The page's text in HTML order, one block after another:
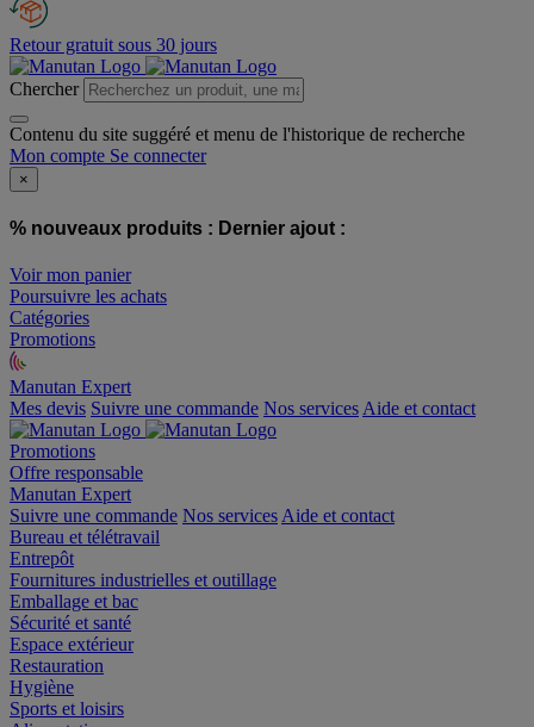
Retour gratuit sous 30 jours
Chercher
Contenu du site suggéré et menu de l'historique de recherche
Mon compte Se connecter
×
% nouveaux produits : Dernier ajout :
Voir mon panier
Poursuivre les achats
Catégories
Promotions
Manutan Expert
offre reconditionnée
Mes devis Suivre une commande Nos services
Promotions
Offre responsable
Manutan Expert
Suivre une commande
Bureau et télétravail
Entrepôt
Fournitures industrielles et outillage
Emballage et bac
Sécurité et santé
Espace extérieur
Restauration
Hygiène